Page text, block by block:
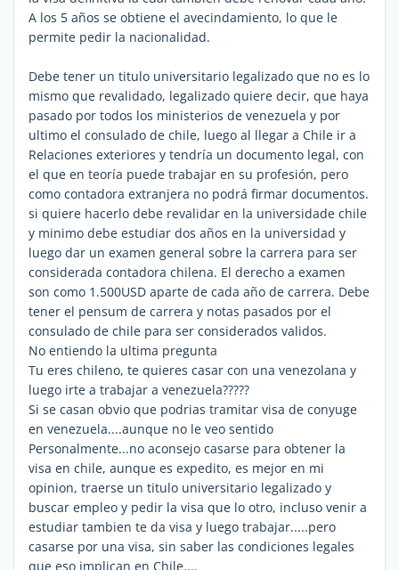
A los 5 años se obtiene el avecindamiento, lo que le
permite pedir la nacionalidad.
Debe tener un titulo universitario legalizado que no es lo
mismo que revalidado, legalizado quiere decir, que haya
pasado por todos los ministerios de venezuela y por
ultimo el consulado de chile, luego al llegar a Chile ir a
Relaciones exteriores y tendría un documento legal, con
el que en teoría puede trabajar en su profesión, pero
como contadora extranjera no podrá firmar documentos.
si quiere hacerlo debe revalidar en la universidade chile
y minimo debe estudiar dos años en la universidad y
luego dar un examen general sobre la carrera para ser
considerada contadora chilena. El derecho a examen
son como 1.500USD aparte de cada año de carrera. Debe
tener el pensum de carrera y notas pasados por el
consulado de chile para ser considerados validos.
No entiendo la ultima pregunta
Tu eres chileno, te quieres casar con una venezolana y
luego irte a trabajar a venezuela?????
Si se casan obvio que podrias tramitar visa de conyuge
en venezuela....aunque no le veo sentido
Personalmente...no aconsejo casarse para obtener la
visa en chile, aunque es expedito, es mejor en mi
opinion, traerse un titulo universitario legalizado y
buscar empleo y pedir la visa que lo otro, incluso venir a
estudiar tambien te da visa y luego trabajar.....pero
casarse por una visa, sin saber las condiciones legales
que eso implican en Chile....